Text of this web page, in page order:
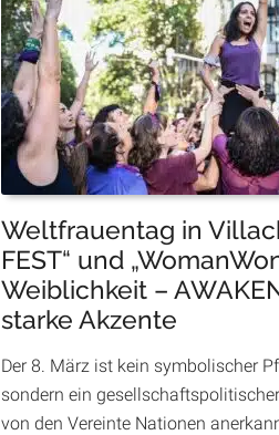
SPÖ,
jetzt
alle?
in
Weltfrauentag in
FEST“ und
Weiblichkeit –
starke Akzente
Der 8. März ist kein symbolischer
sondern ein
von den Vereinte Nationen